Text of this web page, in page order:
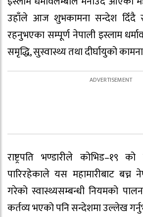
उहाँले आज शुभकामना सन्देश दिँदै
रहनुभएका सम्पूर्ण नेपाली इस्लाम
समृद्धि, सुस्वास्थ्य तथा दीर्घायुको
राष्ट्रपति भण्डारीले कोभिड–१९
पारिरहेकाले यस महामारीबाट
गरेको स्वास्थ्यसम्बन्धी नियमको
कर्तव्य भएको पनि सन्देशमा उल्लेख